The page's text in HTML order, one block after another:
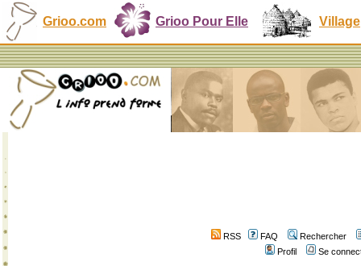
Grioo.com Grioo Pour Elle Village
RSS FAQ
Rechercher
Profil
Se